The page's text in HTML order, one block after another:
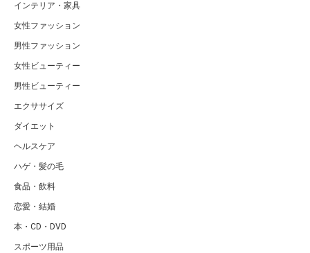
インテリア・家具
女性ファッション
男性ファッション
女性ビューティー
男性ビューティー
エクササイズ
ダイエット
ヘルスケア
ハゲ・髪の毛
食品・飲料
恋愛・結婚
本・CD・DVD
スポーツ用品